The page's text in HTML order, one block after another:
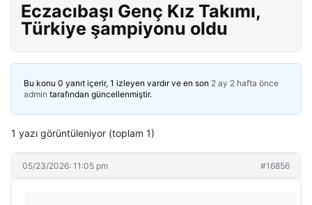
Eczacıbaşı Genç Kız Takımı,
Türkiye şampiyonu oldu
Bu konu 0 yanıt içerir, 1 izleyen vardır ve en son 2 ay 2 hafta önce
admin tarafından güncellenmiştir.
1 yazı görüntüleniyor (toplam 1)
05/23/2026: 11:05 pm #16856